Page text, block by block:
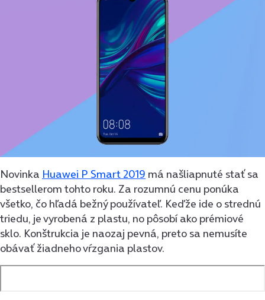
Novinka Huawei P Smart 2019 má našliapnuté stať sa
bestsellerom tohto roku. Za rozumnú cenu ponúka
všetko, čo hľadá bežný používateľ. Keďže ide o strednú
triedu, je vyrobená z plastu, no pôsobí ako prémiové
sklo. Konštrukcia je naozaj pevná, preto sa nemusíte
obávať žiadneho vŕzgania plastov.